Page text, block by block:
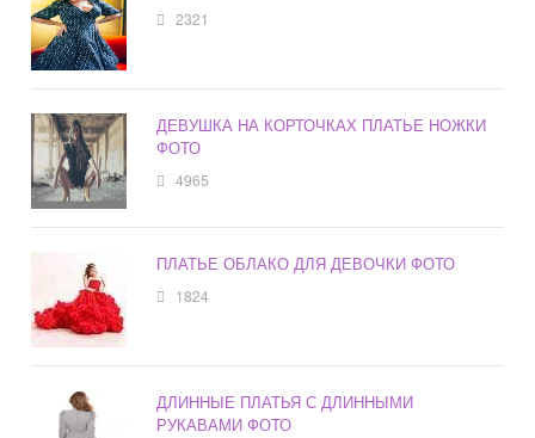
2321
ДЕВУШКА НА КОРТОЧКАХ ПЛАТЬЕ НОЖКИ
ФОТО
4965
ПЛАТЬЕ ОБЛАКО ДЛЯ ДЕВОЧКИ ФОТО
1824
ДЛИННЫЕ ПЛАТЬЯ С ДЛИННЫМИ
РУКАВАМИ ФОТО